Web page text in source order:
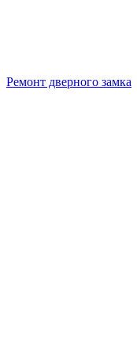
Ремонт дверного замка